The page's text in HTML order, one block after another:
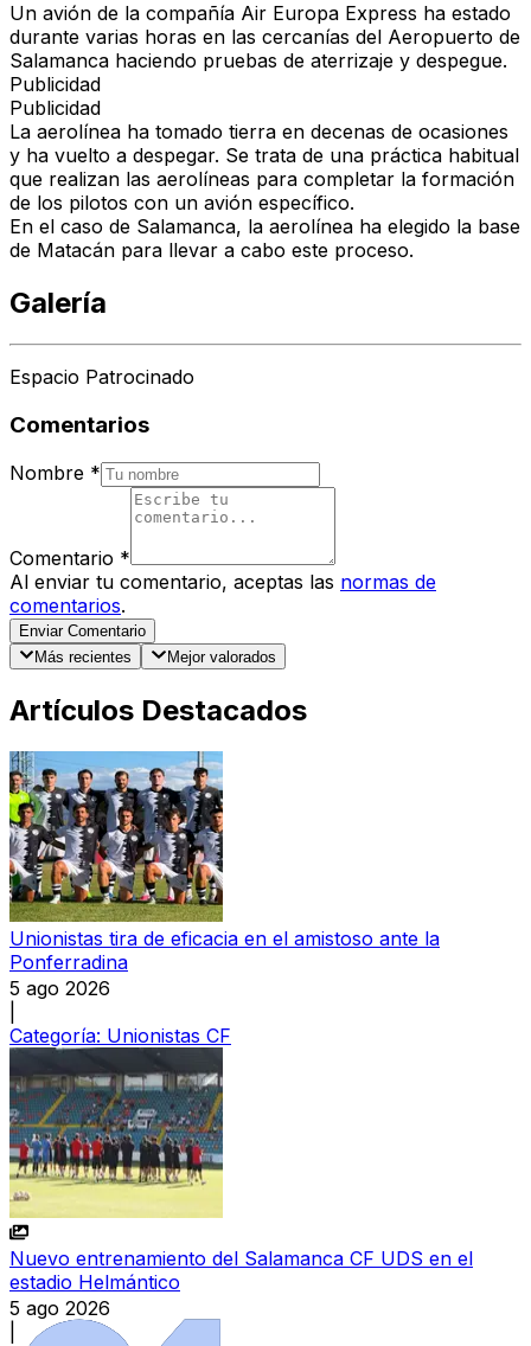
Un avión de la compañía Air Europa Express ha estado
durante varias horas en las cercanías del Aeropuerto de
Salamanca haciendo pruebas de aterrizaje y despegue.
Publicidad
Publicidad
La aerolínea ha tomado tierra en decenas de ocasiones
y ha vuelto a despegar. Se trata de una práctica habitual
que realizan las aerolíneas para completar la formación
de los pilotos con un avión específico.
En el caso de Salamanca, la aerolínea ha elegido la base
de Matacán para llevar a cabo este proceso.
Galería
Espacio Patrocinado
Comentarios
Nombre *
Comentario *
Al enviar tu comentario, aceptas las normas de
comentarios.
Enviar Comentario
Más recientes
Mejor valorados
Artículos Destacados
Unionistas tira de eficacia en el amistoso ante la
Ponferradina
5 ago 2026
Categoría: Unionistas CF
Nuevo entrenamiento del Salamanca CF UDS en el
estadio Helmántico
5 ago 2026